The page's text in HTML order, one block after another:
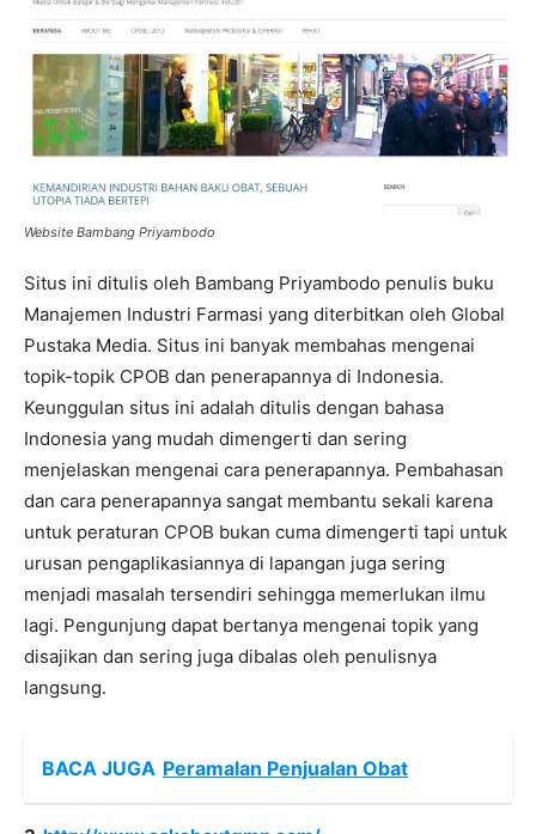
Website Bambang Priyambodo
Situs ini ditulis oleh Bambang Priyambodo penulis buku
Manajemen Industri Farmasi yang diterbitkan oleh Global
Pustaka Media. Situs ini banyak membahas mengenai
topik-topik CPOB dan penerapannya di Indonesia.
Keunggulan situs ini adalah ditulis dengan bahasa
Indonesia yang mudah dimengerti dan sering
menjelaskan mengenai cara penerapannya. Pembahasan
dan cara penerapannya sangat membantu sekali karena
untuk peraturan CPOB bukan cuma dimengerti tapi untuk
urusan pengaplikasiannya di lapangan juga sering
menjadi masalah tersendiri sehingga memerlukan ilmu
lagi. Pengunjung dapat bertanya mengenai topik yang
disajikan dan sering juga dibalas oleh penulisnya
langsung.
BACA JUGA Peramalan Penjualan Obat